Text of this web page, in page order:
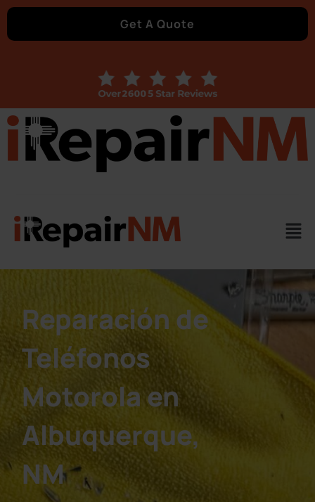
Get A Quote
Reparación de
Teléfonos
Motorola en
Albuquerque,
NM